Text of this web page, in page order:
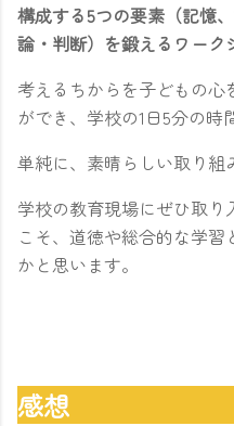
構成する5つの要素（記憶
論・判断）を鍛えるワーク
考えるちからを子どもの心
ができ、学校の1日5分の時
単純に、素晴らしい取り組
学校の教育現場にぜひ取
こそ、道徳や総合的な学
かと思います。
感